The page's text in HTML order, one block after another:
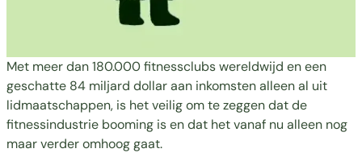
Met meer dan 180.000 fitnessclubs wereldwijd en een
geschatte 84 miljard dollaraan inkomsten alleen al uit
lidmaatschappen, is het veilig om te zeggen dat de
fitnessindustrie booming is en dat het vanaf nu alleen nog
maar verder omhoog gaat.